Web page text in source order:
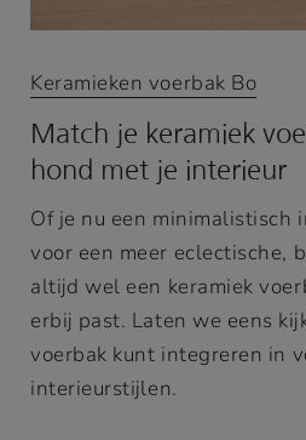
Keramieken voerbak Bo
Match je keramiek
hond met je interieur
Of je nu een minimalistisch
voor een meer eclectische,
altijd wel een keramiek
erbij past. Laten we eens
voerbak kunt integreren in
interieurstijlen.